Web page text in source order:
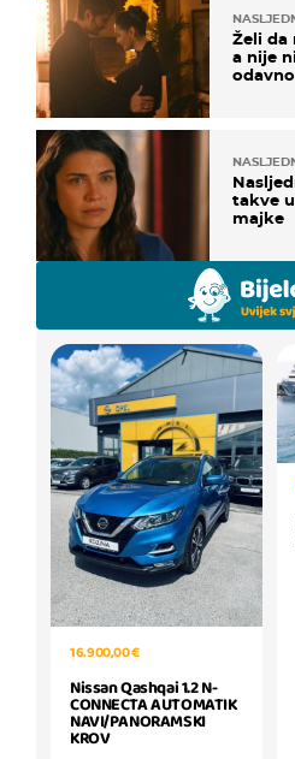
Želi da
a nije
takve
majke
16.900,00 €
Nissan Qashqai 1.2 N-
CONNECTA AUTOMATIK
NAVI/PANORAMSKI
KROV